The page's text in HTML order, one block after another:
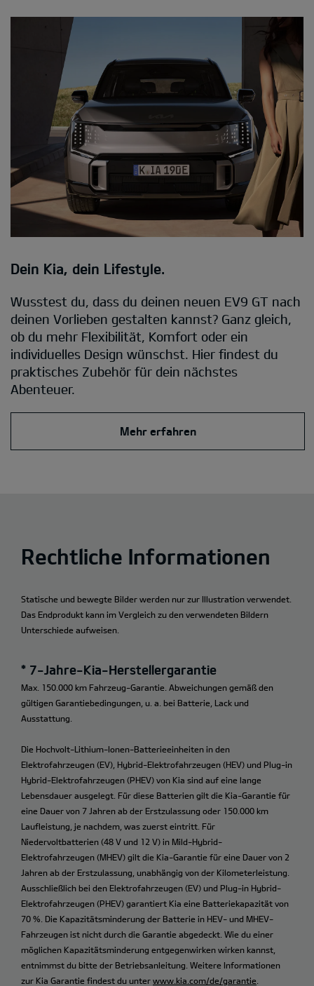
Dein Kia, dein Lifestyle.
Wusstest du, dass du deinen neuen EV9 GT nach
deinen Vorlieben gestalten kannst? Ganz gleich,
ob du mehr Flexibilität, Komfort oder ein
individuelles Design wünschst. Hier findest du
praktisches Zubehör für dein nächstes
Abenteuer.
Mehr erfahren
Rechtliche Informationen
Statische und bewegte Bilder werden nur zur Illustration verwendet.
Das Endprodukt kann im Vergleich zu den verwendeten Bildern
Unterschiede aufweisen.
* 7-Jahre-Kia-Herstellergarantie
Max. 150.000 km Fahrzeug-Garantie. Abweichungen gemäß den
gültigen Garantiebedingungen, u. a. bei Batterie, Lack und
Ausstattung.
Die Hochvolt-Lithium-Ionen-Batterieeinheiten in den
Elektrofahrzeugen (EV), Hybrid-Elektrofahrzeugen (HEV) und Plug-in
Hybrid-Elektrofahrzeugen (PHEV) von Kia sind auf eine lange
Lebensdauer ausgelegt. Für diese Batterien gilt die Kia-Garantie für
eine Dauer von 7 Jahren ab der Erstzulassung oder 150.000 km
Laufleistung, je nachdem, was zuerst eintritt. Für
Niedervoltbatterien (48 V und 12 V) in Mild-Hybrid-
Elektrofahrzeugen (MHEV) gilt die Kia-Garantie für eine Dauer von 2
Jahren ab der Erstzulassung, unabhängig von der Kilometerleistung.
Ausschließlich bei den Elektrofahrzeugen (EV) und Plug-in Hybrid-
Elektrofahrzeugen (PHEV) garantiert Kia eine Batteriekapazität von
70 %. Die Kapazitätsminderung der Batterie in HEV- und MHEV-
Fahrzeugen ist nicht durch die Garantie abgedeckt. Wie du einer
möglichen Kapazitätsminderung entgegenwirken wirken kannst,
entnimmst du bitte der Betriebsanleitung. Weitere Informationen
zur Kia Garantie findest du unter www.kia.com/de/garantie